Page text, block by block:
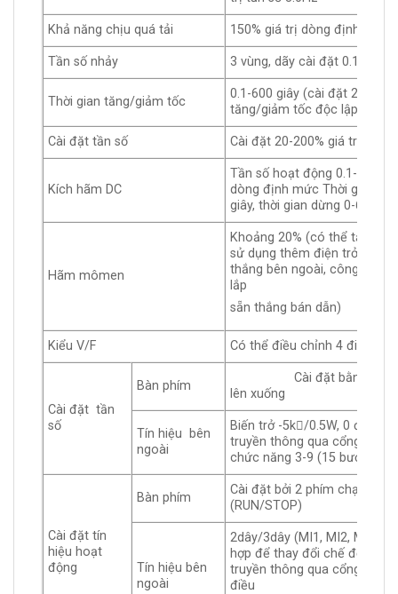
Khả năng chịu quá tải 150% giá trị dòng định mức
Tần số nhảy 3 vùng, dãy cài đặt 0.1-
Thời gian tăng/giảm tốc
0.1-600 giây (cài đặt 2 cấp/
tăng/giảm tốc độc lập)
Cài đặt tần số Cài đặt 20-200% giá trị
Kích hãm DC
Tần số hoạt động 0.1-
dòng định mức Thời gian
giây, thời gian dừng 0-60 giây
Hãm mômen
Khoảng 20% (có thể tăng
sử dụng thêm điện trở
thắng bên ngoài, công suất
lắp
sẵn thắng bán dẫn)
Kiểu V/F Có thể điều chỉnh 4 điểm
Cài đặt tần
số
Bàn phím
Cài đặt bằng cách
lên xuống
Tín hiệu bên
ngoài
Biến trở -5k/0.5W, 0 đến
truyền thông qua cổng
chức năng 3-9 (15 bước,
Cài đặt tín
hiệu hoạt
động
Bàn phím
Cài đặt bởi 2 phím chạy và
(RUN/STOP)
Tín hiệu bên
ngoài
2dây/3dây (MI1, MI2, MI3)
hợp để thay đổi chế độ hoạt
truyền thông qua cổng
điều